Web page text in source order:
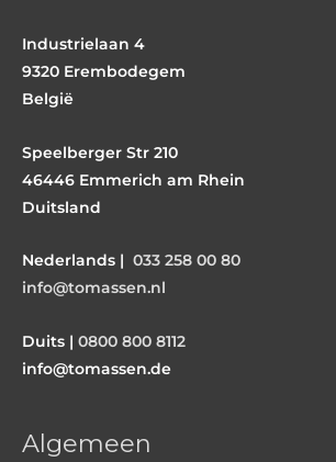
Industrielaan 4
9320 Erembodegem
België
Speelberger Str 210
46446 Emmerich am Rhein
Duitsland
Nederlands | 033 258 00 80
info@tomassen.nl
Duits | 0800 800 8112
info@tomassen.de
Algemeen